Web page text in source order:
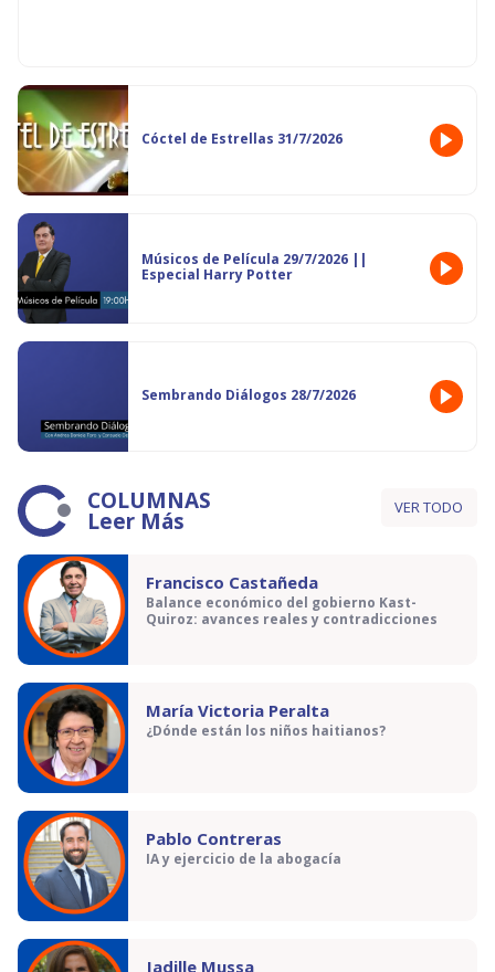
Cóctel de Estrellas 31/7/2026
Músicos de Película 29/7/2026 ||
Especial Harry Potter
Sembrando Diálogos 28/7/2026
COLUMNAS
Leer Más VER TODO
Francisco Castañeda
Balance económico del gobierno Kast-
Quiroz: avances reales y contradicciones
María Victoria Peralta
¿Dónde están los niños haitianos?
Pablo Contreras
IA y ejercicio de la abogacía
Jadille Mussa